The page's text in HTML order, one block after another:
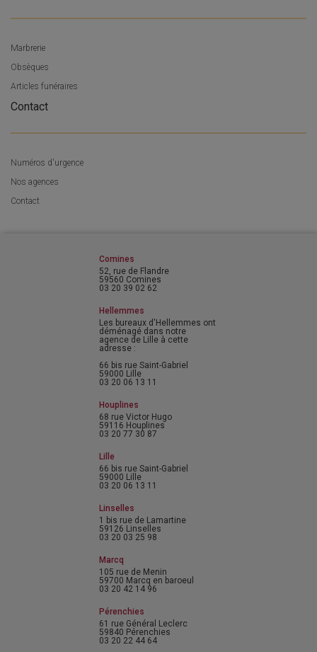
Marbrerie
Obsèques
Articles funéraires
Contact
Numéros d'urgence
Nos agences
Contact
Comines
52, rue de Flandre
59560 Comines
03 20 39 02 62
Hellemmes
Les bureaux d'Hellemmes ont
déménagé dans notre
agence de Lille à cette
adresse :
66 bis rue Saint-Gabriel
59000 Lille
03 20 06 13 11
Houplines
68 rue Victor Hugo
59116 Houplines
03 20 77 30 87
Lille
66 bis rue Saint-Gabriel
59000 Lille
03 20 06 13 11
Linselles
1 bis rue de Lamartine
59126 Linselles
03 20 03 25 98
Marcq
105 rue de Menin
59700 Marcq en baroeul
03 20 42 14 96
Pérenchies
61 rue Général Leclerc
59840 Pérenchies
03 20 22 44 64